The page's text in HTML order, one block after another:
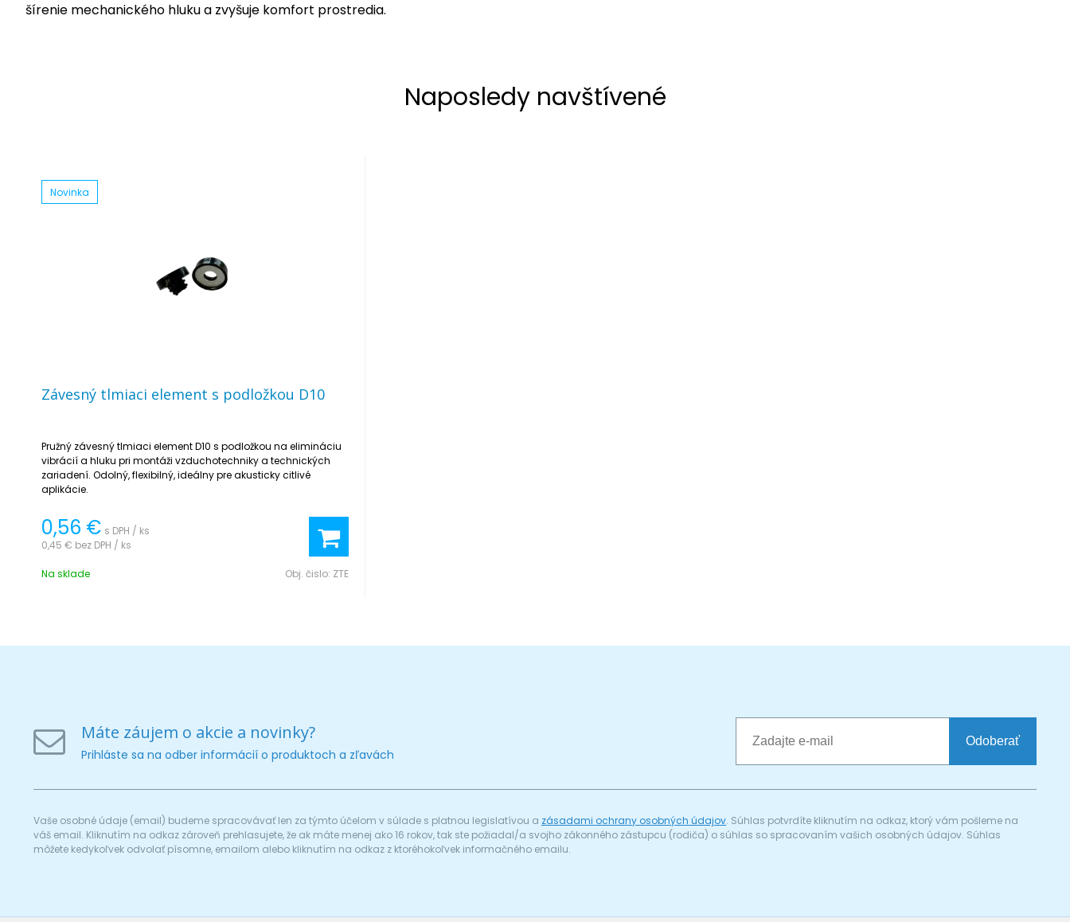
šírenie mechanického hluku a zvyšuje komfort prostredia.
Naposledy navštívené
Novinka
Závesný tlmiaci element s podložkou D10
Pružný závesný tlmiaci element D10 s podložkou na elimináciu
vibrácií a hluku pri montáži vzduchotechniky a technických
zariadení. Odolný, flexibilný, ideálny pre akusticky citlivé
aplikácie.
0,56 € s DPH / ks
0,45 € bez DPH / ks
Na sklade Obj. čislo: ZTE
Máte záujem o akcie a novinky?
Prihláste sa na odber informácií o produktoch a zľavách
Odoberať
Vaše osobné údaje (email) budeme spracovávať len za týmto účelom v súlade s platnou legislatívou a zásadami ochrany osobných údajov. Súhlas potvrdíte kliknutím na odkaz, ktorý vám pošleme na
váš email. Kliknutím na odkaz zároveň prehlasujete, že ak máte menej ako 16 rokov, tak ste požiadal/a svojho zákonného zástupcu (rodiča) o súhlas so spracovaním vašich osobných údajov. Súhlas
môžete kedykoľvek odvolať písomne, emailom alebo kliknutím na odkaz z ktoréhokoľvek informačného emailu.